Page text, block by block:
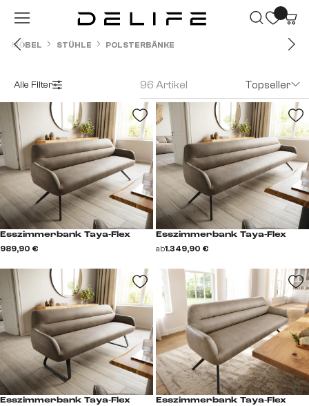
Zum Hauptinhalt springen
MÖBEL STÜHLE POLSTERBÄNKE
Alle Filter 96 Artikel Topseller
Esszimmerbank Taya-Flex
989,90 €
Esszimmerbank Taya-Flex
ab1.349,90 €
Esszimmerbank Taya-Flex Esszimmerbank Taya-Flex